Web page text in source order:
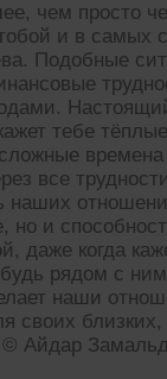
чем просто
тобой и в
Подобные
тебе
все
наших
но и
даже когда
рядом с
наши
своих
© Айдар